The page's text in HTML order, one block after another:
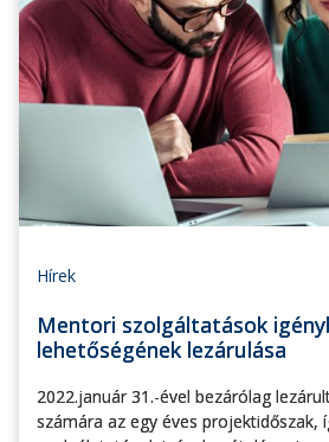
Hírek
Mentori szolgáltatások
lehetőségének lezárulása
2022.január 31.-ével bezárólag
számára az egy éves projektidőszak,